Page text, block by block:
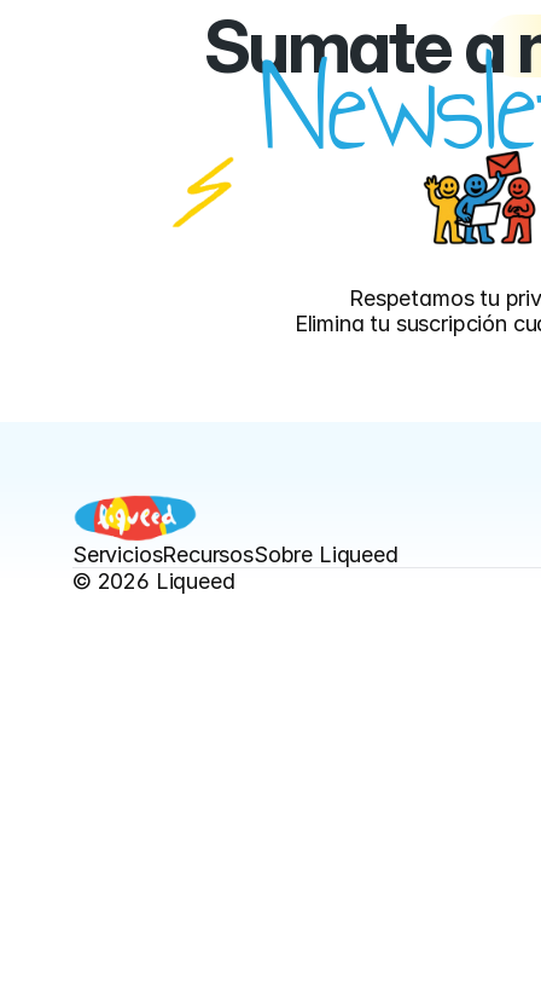
Sumate a
Respetamos tu
Elimina tu suscripción
ServiciosRecursosSobre Liqueed
© 2026 Liqueed